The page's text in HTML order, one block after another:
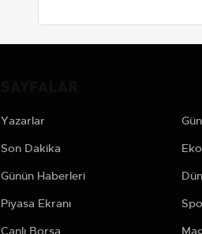
Yazarlar
Son Dakika
Günün Haberleri
Piyasa Ekranı